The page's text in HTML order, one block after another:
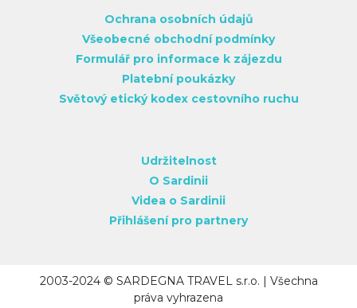
Ochrana osobních údajů
Všeobecné obchodní podmínky
Formulář pro informace k zájezdu
Platební poukázky
Světový etický kodex cestovního ruchu
Udržitelnost
O Sardinii
Videa o Sardinii
Přihlášení pro partnery
2003-2024 © SARDEGNA TRAVEL s.r.o. | Všechna
práva vyhrazena